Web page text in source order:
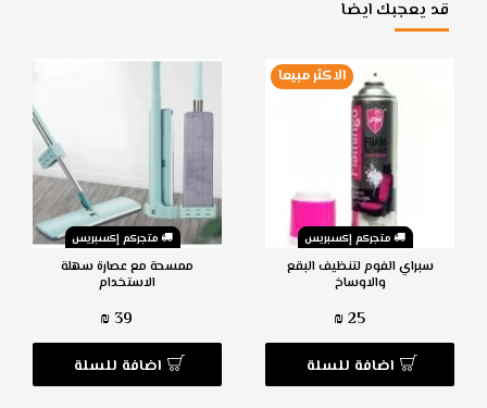
قد يعجبك ايضا
متجركم إكسبريس
الاكثر مبيعا
سبراي الفوم لتنظيف البقع
والاوساخ
25 ₪
اضافة للسلة
متجركم إكسبريس
ممسحة مع عصارة سهلة
الاستخدام
39 ₪
اضافة للسلة